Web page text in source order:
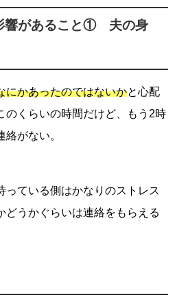
響があること① 夫の身
にかあったのではないかと心配
のくらいの時間だけど、もう2時
がない。
っている側はかなりのストレス
どうかぐらいは連絡をもらえる